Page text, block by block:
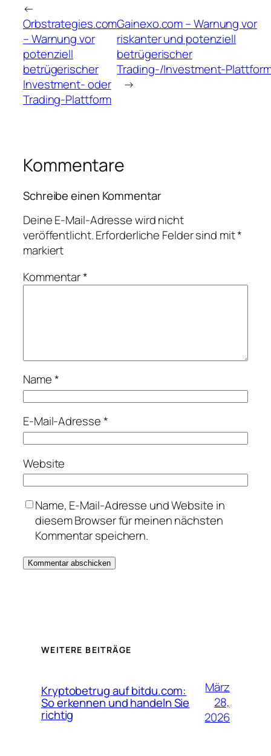
←
Orbstrategies.com
– Warnung vor
potenziell
betrügerischer
Investment‑ oder
Trading‑Plattform
Gainexo.com – Warnung vor
riskanter und potenziell
betrügerischer
Trading‑/
→
Kommentare
Schreibe einen Kommentar
Deine E-Mail-Adresse wird nicht
veröffentlicht.Erforderliche Felder sind mit*
markiert
Kommentar*
Name*
E-Mail-Adresse*
Website
Name, E-Mail-Adresse und Website in
diesem Browser für meinen nächsten
Kommentar speichern.
WEITERE BEITRÄGE
Kryptobetrug auf bitdu.com:
So erkennen und handeln Sie
richtig
März
28,
2026